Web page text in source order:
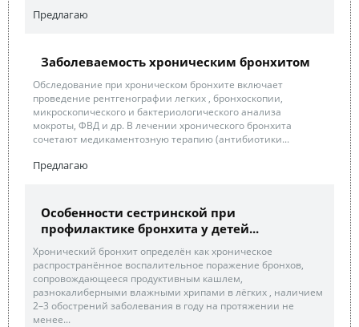
Предлагаю
Заболеваемость хроническим бронхитом
Обследование при хроническом бронхите включает
проведение рентгенографии легких , бронхоскопии,
микроскопического и бактериологического анализа
мокроты, ФВД и др. В лечении хронического бронхита
сочетают медикаментозную терапию (антибиотики...
Предлагаю
Особенности сестринской при
профилактике бронхита у детей...
Хронический бронхит определён как хроническое
распространённое воспалительное поражение бронхов,
сопровождающееся продуктивным кашлем,
разнокалиберными влажными хрипами в лёгких , наличием
2–3 обострений заболевания в году на протяжении не
менее...